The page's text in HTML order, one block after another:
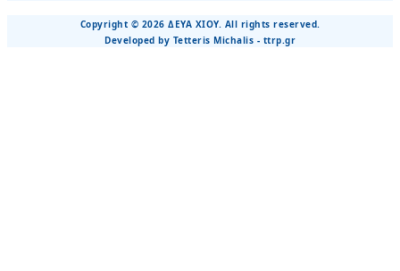
Copyright © 2026 ΔΕΥΑ ΧΙΟΥ. All rights reserved.
Developed by Tetteris Michalis - ttrp.gr